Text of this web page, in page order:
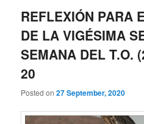
REFLEXIÓN PARA
DE LA VIGÉSIMA
SEMANA DEL T.O.
20
Posted on27 September, 2020